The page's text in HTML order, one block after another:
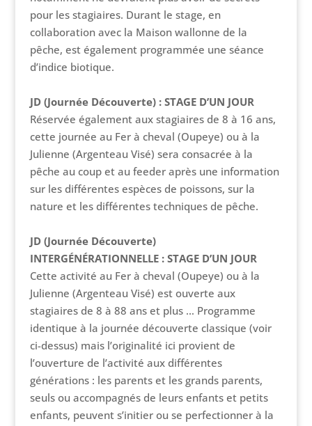
pour les stagiaires. Durant le stage, en
collaboration avec la Maison wallonne de la
pêche, est également programmée une séance
d’indice biotique.
JD (Journée Découverte) : STAGE D’UN JOUR
Réservée également aux stagiaires de 8 à 16 ans,
cette journée au Fer à cheval (Oupeye) ou à la
Julienne (Argenteau Visé) sera consacrée à la
pêche au coup et au feeder après une information
sur les différentes espèces de poissons, sur la
nature et les différentes techniques de pêche.
JD (Journée Découverte)
INTERGÉNÉRATIONNELLE : STAGE D’UN JOUR
Cette activité au Fer à cheval (Oupeye) ou à la
Julienne (Argenteau Visé) est ouverte aux
stagiaires de 8 à 88 ans et plus … Programme
identique à la journée découverte classique (voir
ci-dessus) mais l’originalité ici provient de
l’ouverture de l’activité aux différentes
générations : les parents et les grands parents,
seuls ou accompagnés de leurs enfants et petits
enfants, peuvent s’initier ou se perfectionner à la